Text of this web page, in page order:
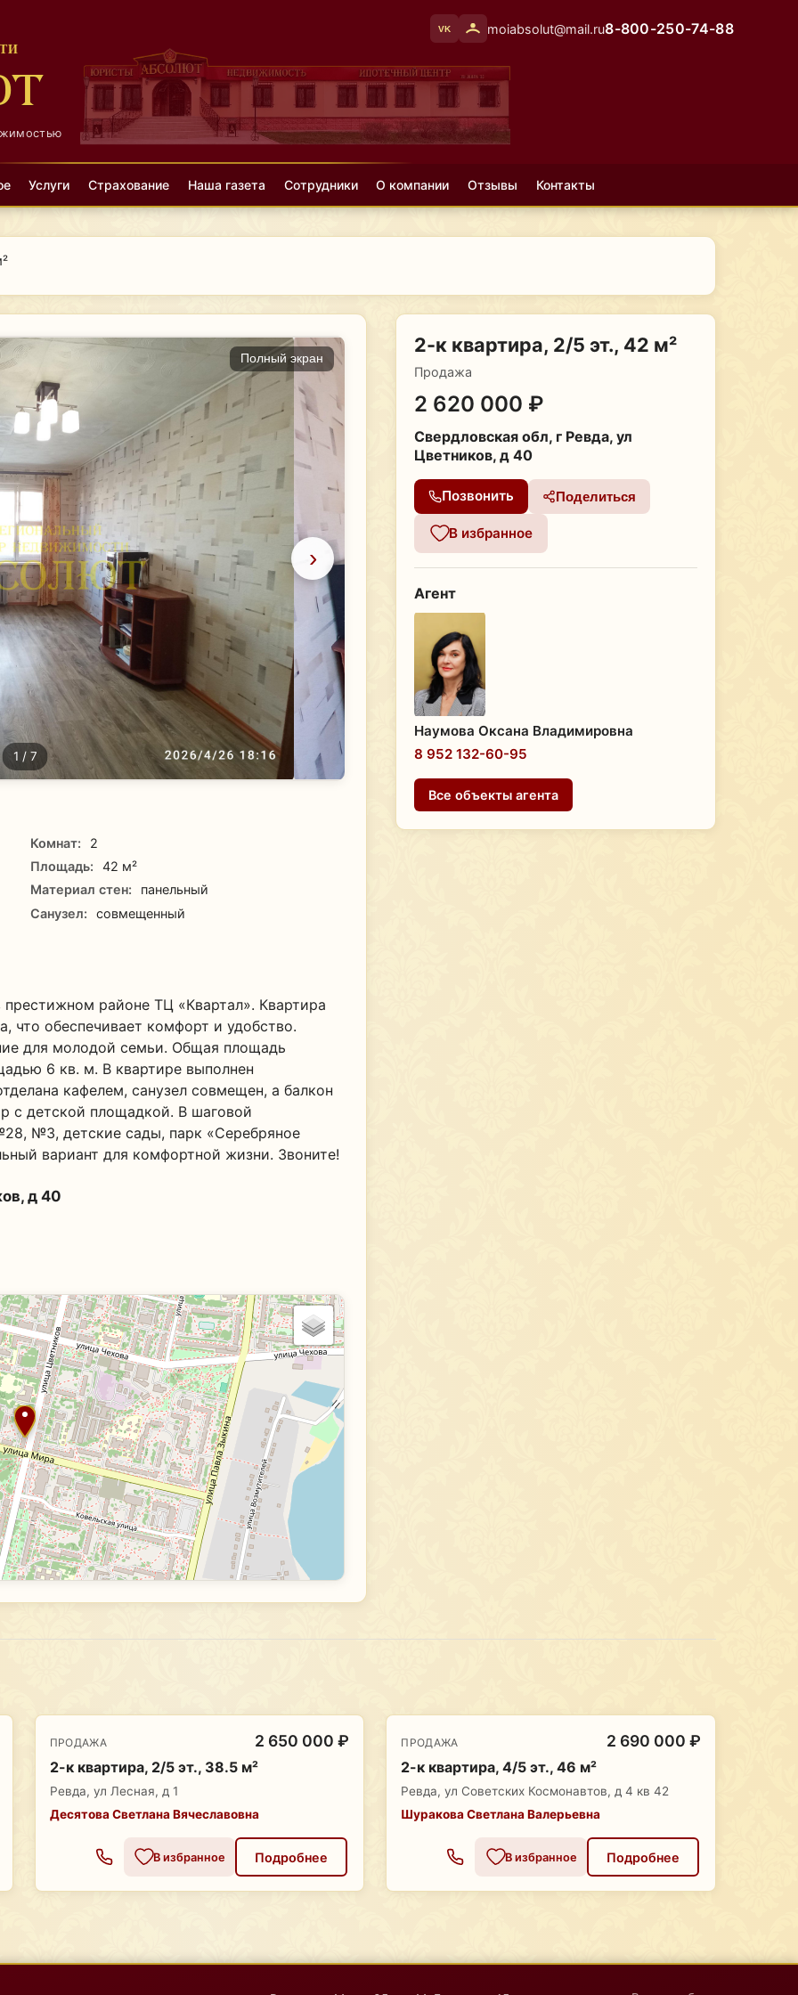
VK moiabsolut@mail.ru8-800-250-74-88
Услуги Страхование Наша газета Сотрудники О компании Отзывы Контакты
›
Полный экран
1 / 7
Комнат:
2
Площадь:
42 м²
Материал стен:
панельный
Санузел:
совмещенный
районе ТЦ «Квартал». Квартира
что обеспечивает комфорт и удобство.
для молодой семьи. Общая площадь
6 кв. м. В квартире выполнен
кафелем, санузел совмещен, а балкон
с детской площадкой. В шаговой
№3, детские сады, парк «Серебряное
вариант для комфортной жизни. Звоните!
д 40
2-к квартира, 2/5 эт., 42 м²
Продажа
2 620 000 ₽
Свердловская обл, г Ревда, ул
Цветников, д 40
Позвонить Поделиться
В избранное
Агент
Наумова Оксана Владимировна
8 952 132-60-95
Все объекты агента
ПРОДАЖА 2 650 000 ₽
2-к квартира, 2/5 эт., 38.5 м²
Ревда, ул Лесная, д 1
Десятова Светлана Вячеславовна
В избранное Подробнее
ПРОДАЖА 2 690 000 ₽
2-к квартира, 4/5 эт., 46 м²
Ревда, ул Советских Космонавтов, д 4 кв 42
Шуракова Светлана Валерьевна
В избранное Подробнее